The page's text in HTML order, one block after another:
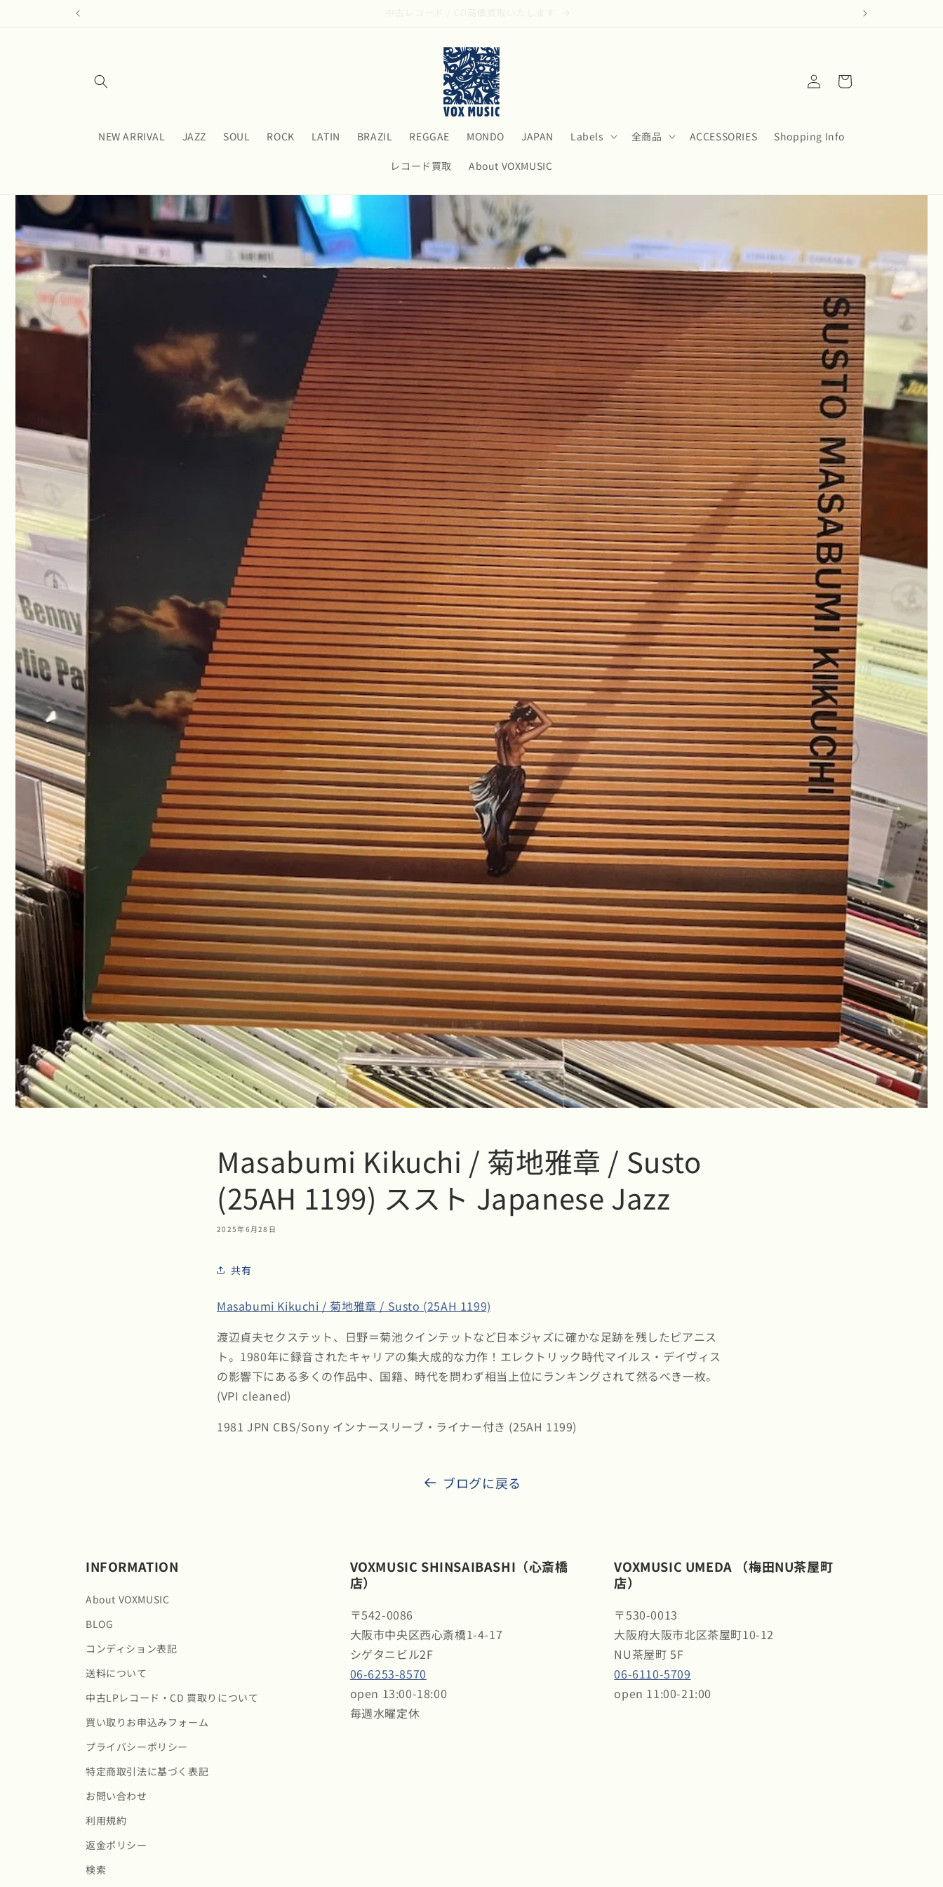
NEW ARRIVAL JAZZ SOUL ROCK LATIN BRAZIL REGGAE MONDO JAPAN Labels 全商品 ACCESSORIES Shopping Info
レコード買取 About VOXMUSIC
グ
イ
ー
Masabumi Kikuchi / 菊地雅章 / Susto
(25AH 1199) ススト Japanese Jazz
2025年6月28日
共有
Masabumi Kikuchi / 菊地雅章 / Susto (25AH 1199)
渡辺貞夫セクステット、日野＝菊池クインテットなど日本ジャズに確かな足跡を残したピアニス
ト。1980年に録音されたキャリアの集大成的な力作！エレクトリック時代マイルス・デイヴィス
の影響下にある多くの作品中、国籍、時代を問わず相当上位にランキングされて然るべき一枚。
(VPI cleaned)
1981 JPN CBS/Sony インナースリーブ・ライナー付き (25AH 1199)
ブログに戻る
INFORMATION
About VOXMUSIC
BLOG
コンディション表記
送料について
中古LPレコード・CD 買取りについて
買い取りお申込みフォーム
プライバシーポリシー
特定商取引法に基づく表記
お問い合わせ
利用規約
返金ポリシー
検索
VOXMUSIC SHINSAIBASHI（心斎橋
店）
〒542-0086
大阪市中央区西心斎橋1-4-17
シゲタニビル2F
06-6253-8570
open 13:00-18:00
毎週水曜定休
VOXMUSIC UMEDA （梅田NU茶屋町
店）
〒530-0013
大阪府大阪市北区茶屋町10-12
NU茶屋町 5F
06-6110-5709
open 11:00-21:00